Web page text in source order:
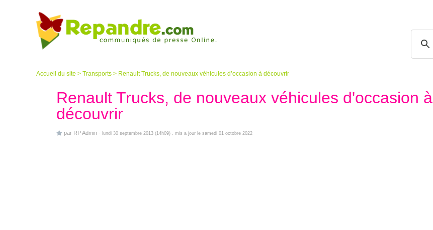
Accueil du site > Transports > Renault Trucks, de nouveaux véhicules d’occasion à découvrir
Renault Trucks, de nouveaux véhicules d'occasion à
découvrir
par RP Admin - lundi 30 septembre 2013 (14h09) , mis a jour le samedi 01 octobre 2022